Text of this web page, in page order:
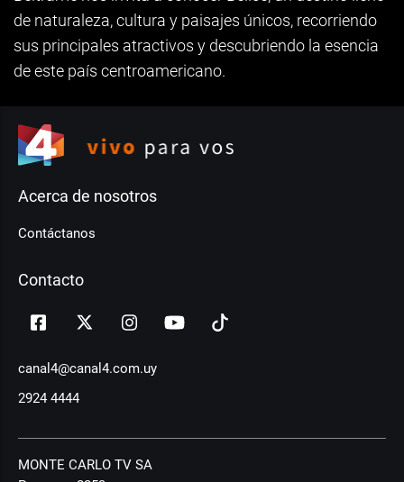
de naturaleza, cultura y paisajes únicos, recorriendo
sus principales atractivos y descubriendo la esencia
de este país centroamericano.
Acerca de nosotros
Contáctanos
Contacto
canal4@canal4.com.uy
2924 4444
MONTE CARLO TV SA